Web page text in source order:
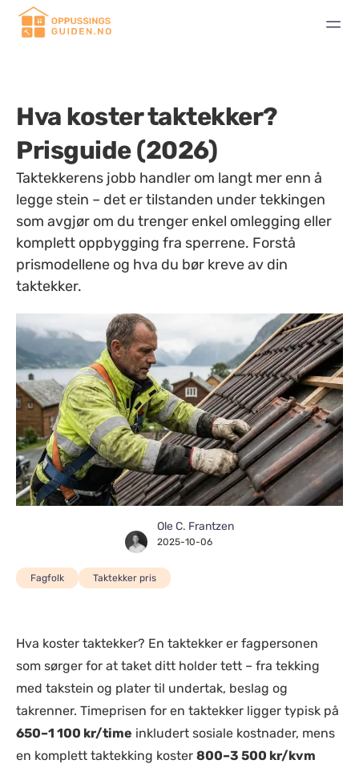
Hva koster taktekker?
Prisguide (2026)
Taktekkerens jobb handler om langt mer enn å
legge stein – det er tilstanden under tekkingen
som avgjør om du trenger enkel omlegging eller
komplett oppbygging fra sperrene. Forstå
prismodellene og hva du bør kreve av din
taktekker.
Ole C. Frantzen
2025-10-06
Fagfolk Taktekker pris
Hva koster taktekker? En taktekker er fagpersonen
som sørger for at taket ditt holder tett – fra tekking
med takstein og plater til undertak, beslag og
takrenner. Timeprisen for en taktekker ligger typisk på
650–1 100 kr/time inkludert sosiale kostnader, mens
en komplett taktekking koster 800–3 500 kr/kvm